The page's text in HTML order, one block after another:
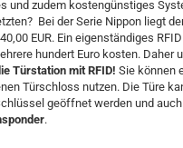
und zudem kostengünstiges
Bei der Serie Nippon liegt
EUR. Ein eigenständiges
hundert Euro kosten. Daher
Türstation mit RFID! Sie können
Türschloss nutzen. Die Türe
geöffnet werden und
.